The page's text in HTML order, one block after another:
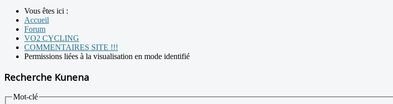
Vous êtes ici :
Accueil
Forum
VO2 CYCLING
COMMENTAIRES SITE !!!
Permissions liées à la visualisation en mode identifié
Recherche Kunena
Mot-clé